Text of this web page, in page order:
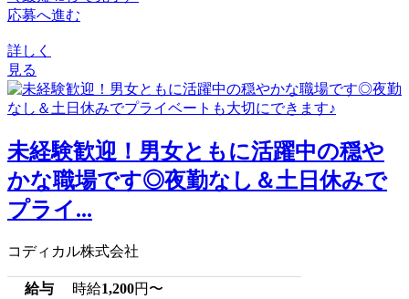
応募へ進む
詳しく
見る
未経験歓迎！男女ともに活躍中の穏や
かな職場です◎夜勤なし＆土日休みで
プライ...
コディカル株式会社
給与 時給1,200円〜